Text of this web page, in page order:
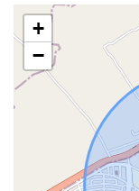
+
−